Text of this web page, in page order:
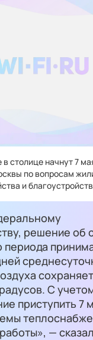
столице начнут 7
по вопросам
и
решение об
периода
С
приступить 7
—